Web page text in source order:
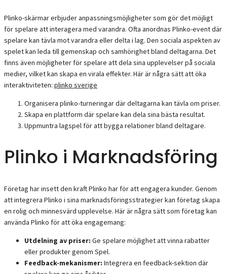
Plinko-skärmar erbjuder anpassningsmöjligheter som gör det möjligt
för spelare att interagera med varandra. Ofta anordnas Plinko-event där
spelare kan tävla mot varandra eller delta i lag. Den sociala aspekten av
spelet kan leda till gemenskap och samhörighet bland deltagarna. Det
finns även möjligheter för spelare att dela sina upplevelser på sociala
medier, vilket kan skapa en virala effekter. Här är några sätt att öka
interaktiviteten: plinko sverige
Organisera plinko-turneringar där deltagarna kan tävla om priser.
Skapa en plattform där spelare kan dela sina bästa resultat.
Uppmuntra lagspel för att bygga relationer bland deltagare.
Plinko i Marknadsföring
Företag har insett den kraft Plinko har för att engagera kunder. Genom
att integrera Plinko i sina marknadsföringsstrategier kan företag skapa
en rolig och minnesvärd upplevelse. Här är några sätt som företag kan
använda Plinko för att öka engagemang:
Utdelning av priser: Ge spelare möjlighet att vinna rabatter
eller produkter genom Spel.
Feedback-mekanismer: Integrera en feedback-sektion där